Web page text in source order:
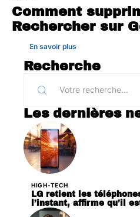
Comment
Rechercher sur
En savoir plus
Recherche
Les dernières
HIGH-TECH
LG retient les
l’instant, affirme qu’il